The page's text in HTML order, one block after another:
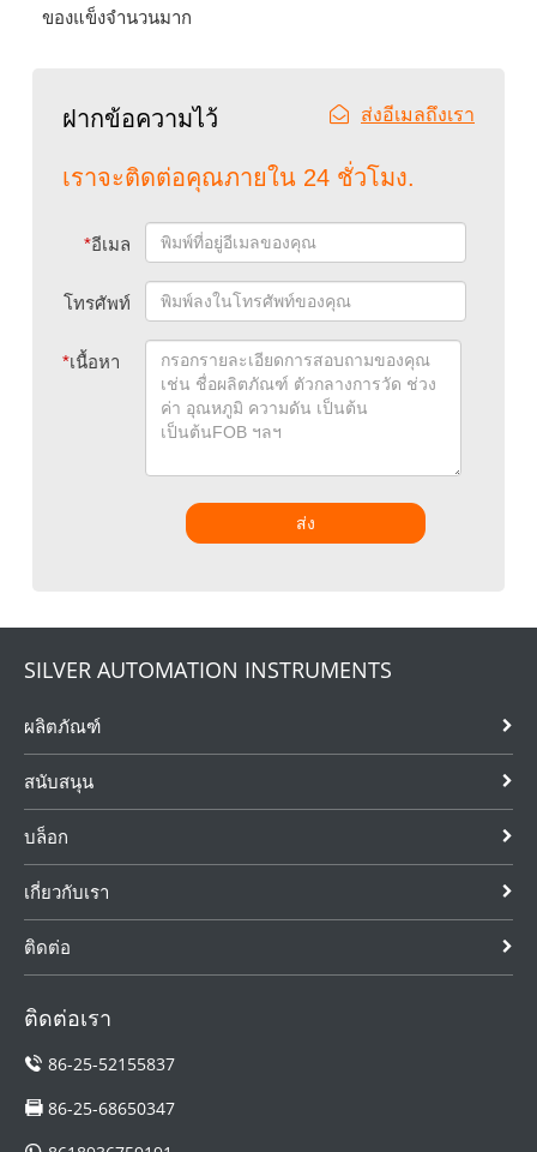
ของแข็งจำนวนมาก
ฝากข้อความไว้ ส่งอีเมลถึงเรา
เราจะติดต่อคุณภายใน 24 ชั่วโมง.
*อีเมล
โทรศัพท์
*เนื้อหา
ส่ง
SILVER AUTOMATION INSTRUMENTS
ผลิตภัณฑ์
สนับสนุน
บล็อก
เกี่ยวกับเรา
ติดต่อ
ติดต่อเรา
86-25-52155837
86-25-68650347